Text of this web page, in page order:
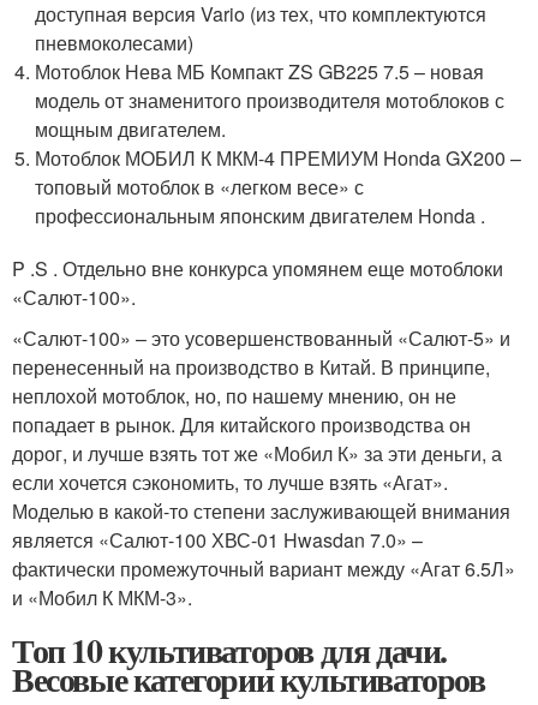
доступная версия Vario (из тех, что комплектуются
пневмоколесами)
Мотоблок Нева МБ Компакт ZS GB225 7.5 – новая
модель от знаменитого производителя мотоблоков с
мощным двигателем.
Мотоблок МОБИЛ К МКМ-4 ПРЕМИУМ Honda GX200 –
топовый мотоблок в «легком весе» с
профессиональным японским двигателем Honda .
P .S . Отдельно вне конкурса упомянем еще мотоблоки
«Салют-100».
«Салют-100» – это усовершенствованный «Салют-5» и
перенесенный на производство в Китай. В принципе,
неплохой мотоблок, но, по нашему мнению, он не
попадает в рынок. Для китайского производства он
дорог, и лучше взять тот же «Мобил К» за эти деньги, а
если хочется сэкономить, то лучше взять «Агат».
Моделью в какой-то степени заслуживающей внимания
является «Салют-100 ХВС-01 Hwasdan 7.0» –
фактически промежуточный вариант между «Агат 6.5Л»
и «Мобил К МКМ-3».
Топ 10 культиваторов для дачи.
Весовые категории культиваторов